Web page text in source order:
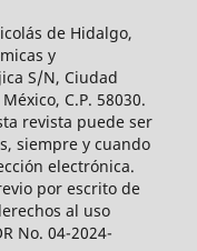
de Hidalgo,
y
S/N, Ciudad
C.P. 58030.
revista puede ser
siempre y cuando
electrónica.
por escrito de
al uso
No. 04-2024-